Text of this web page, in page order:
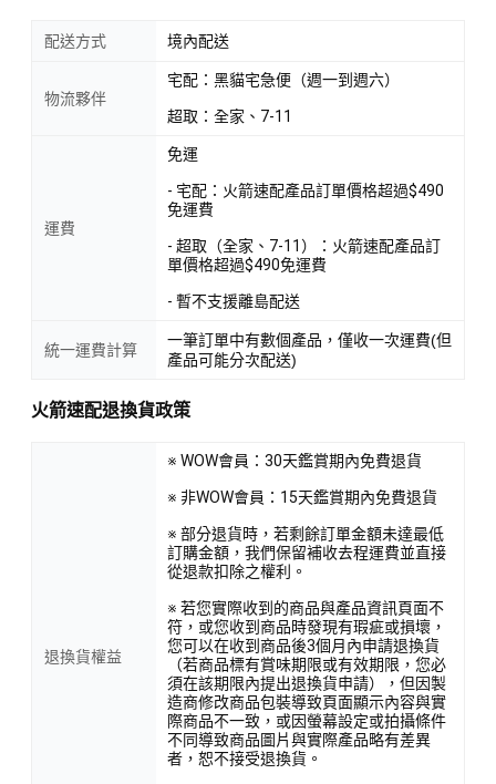
配送方式 境內配送
物流夥伴
宅配：黑貓宅急便（週一到週六）
超取：全家、7-11
運費
免運
- 宅配：火箭速配產品訂單價格超過$490
免運費
- 超取（全家、7-11）：火箭速配產品訂
單價格超過$490免運費
- 暫不支援離島配送
統一運費計算
一筆訂單中有數個產品，僅收一次運費(但
產品可能分次配送)
火箭速配退換貨政策
退換貨權益
※ WOW會員：30天鑑賞期內免費退貨
※ 非WOW會員：15天鑑賞期內免費退貨
※ 部分退貨時，若剩餘訂單金額未達最低
訂購金額，我們保留補收去程運費並直接
從退款扣除之權利。
※ 若您實際收到的商品與產品資訊頁面不
符，或您收到商品時發現有瑕疵或損壞，
您可以在收到商品後3個月內申請退換貨
（若商品標有賞味期限或有效期限，您必
須在該期限內提出退換貨申請），但因製
造商修改商品包裝導致頁面顯示內容與實
際商品不一致，或因螢幕設定或拍攝條件
不同導致商品圖片與實際產品略有差異
者，恕不接受退換貨。